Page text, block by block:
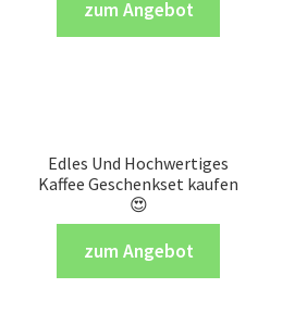
zum Angebot
Edles Und Hochwertiges
Kaffee Geschenkset kaufen
😍
zum Angebot